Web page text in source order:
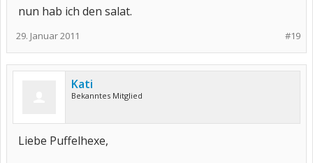
nun hab ich den salat.
#19
29. Januar 2011
Kati
Bekanntes Mitglied
Liebe Puffelhexe,